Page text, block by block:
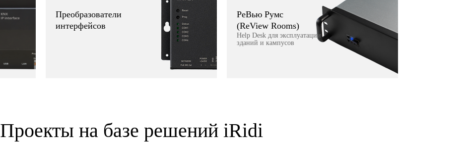
Преобразователи
интерфейсов
РеВью Румс
(ReView Rooms)
Help Desk для эксплуатации
зданий и кампусов
Проекты на базе решений iRidi